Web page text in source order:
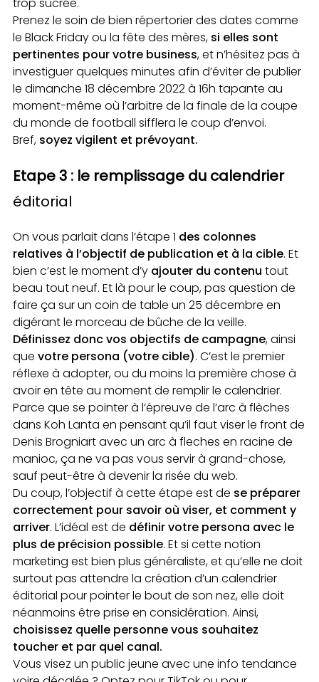
Prenez le soin de bien répertorier des dates comme
le Black Friday ou la fête des mères, si elles sont
pertinentes pour votre business, et n’hésitez pas à
investiguer quelques minutes afin d’éviter de publier
le dimanche 18 décembre 2022 à 16h tapante au
moment-même où l’arbitre de la finale de la coupe
du monde de football sifflera le coup d’envoi.
Bref, soyez vigilent et prévoyant.
Etape 3 : le remplissage du calendrier
éditorial
On vous parlait dans l’étape 1 des colonnes
relatives à l’objectif de publication et à la cible. Et
bien c’est le moment d’y ajouter du contenu tout
beau tout neuf. Et là pour le coup, pas question de
faire ça sur un coin de table un 25 décembre en
digérant le morceau de bûche de la veille.
Définissez donc vos objectifs de campagne, ainsi
que votre persona (votre cible). C’est le premier
réflexe à adopter, ou du moins la première chose à
avoir en tête au moment de remplir le calendrier.
Parce que se pointer à l’épreuve de l’arc à flèches
dans Koh Lanta en pensant qu’il faut viser le front de
Denis Brogniart avec un arc à fleches en racine de
manioc, ça ne va pas vous servir à grand-chose,
sauf peut-être à devenir la risée du web.
Du coup, l’objectif à cette étape est de se préparer
correctement pour savoir où viser, et comment y
arriver. L’idéal est de définir votre persona avec le
plus de précision possible. Et si cette notion
marketing est bien plus généraliste, et qu’elle ne doit
surtout pas attendre la création d’un calendrier
éditorial pour pointer le bout de son nez, elle doit
néanmoins être prise en considération. Ainsi,
choisissez quelle personne vous souhaitez
toucher et par quel canal.
Vous visez un public jeune avec une info tendance